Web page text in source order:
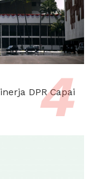
DPR Capai